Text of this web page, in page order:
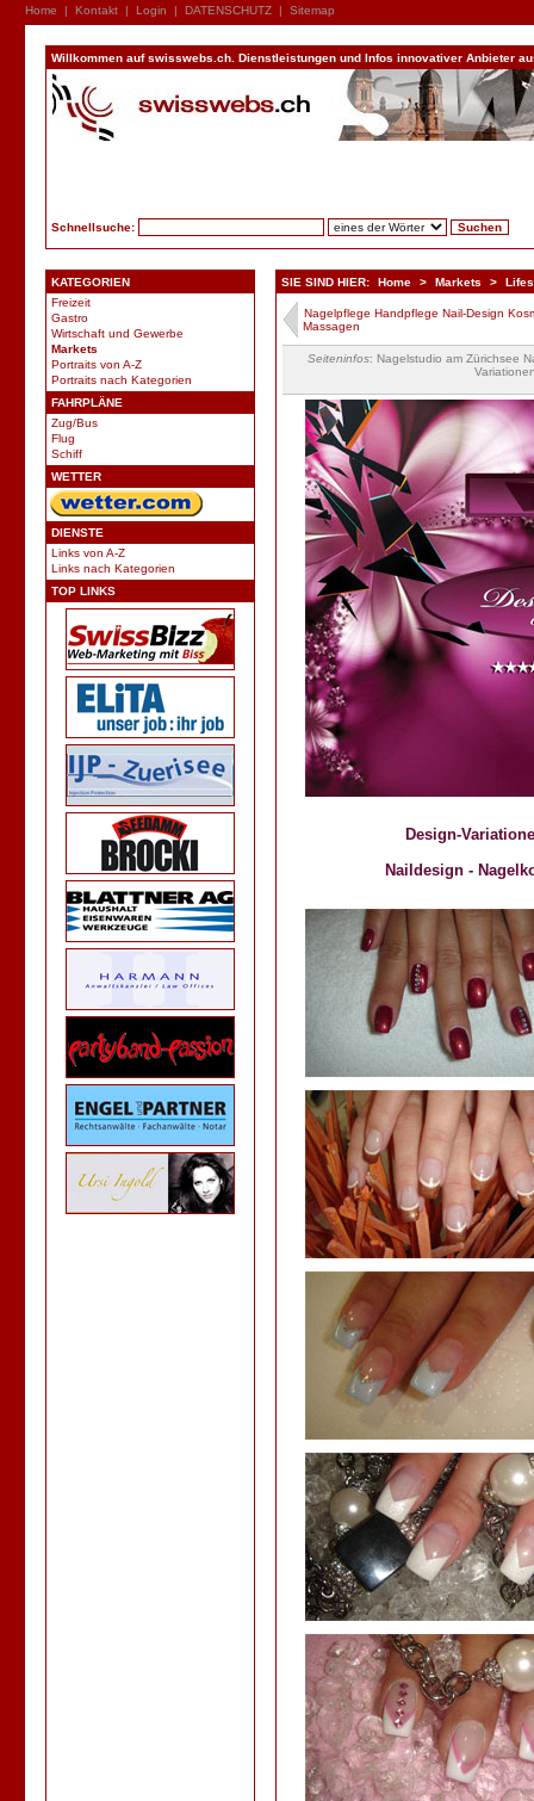
Home | Kontakt | Login | DATENSCHUTZ | Sitemap
Willkommen auf swisswebs.ch. Dienstleistungen und Infos innovativer Anbieter
Schnellsuche:
KATEGORIEN
Freizeit
Gastro
Wirtschaft und Gewerbe
Markets
Portraits von A-Z
Portraits nach Kategorien
FAHRPLÄNE
Zug/Bus
Flug
Schiff
WETTER
DIENSTE
Links von A-Z
Links nach Kategorien
TOP LINKS
SIE SIND HIER: Home > Markets >
Nagelpflege Handpflege Nail-Design
Massagen
Seiteninfos: Nagelstudio am Zürichsee
Design-
Naildesign -